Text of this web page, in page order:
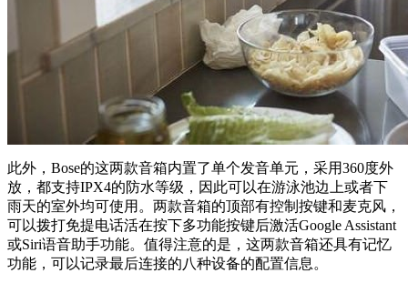
此外，Bose的这两款音箱内置了单个发音单元，采用360度外
放，都支持IPX4的防水等级，因此可以在游泳池边上或者下
雨天的室外均可使用。两款音箱的顶部有控制按键和麦克风，
可以拨打免提电话活在按下多功能按键后激活Google Assistant
或Siri语音助手功能。值得注意的是，这两款音箱还具有记忆
功能，可以记录最后连接的八种设备的配置信息。